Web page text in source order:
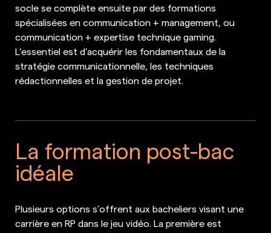
socle se complète ensuite par des formations
spécialisées en communication + management, ou
communication + expertise technique gaming.
L’essentiel est d’acquérir les fondamentaux de la
stratégie communicationnelle, les techniques
rédactionnelles et la gestion de projet.
La formation post-bac
idéale
Plusieurs options s’offrent aux bacheliers visant une
carrière en RP dans le jeu vidéo. La première est